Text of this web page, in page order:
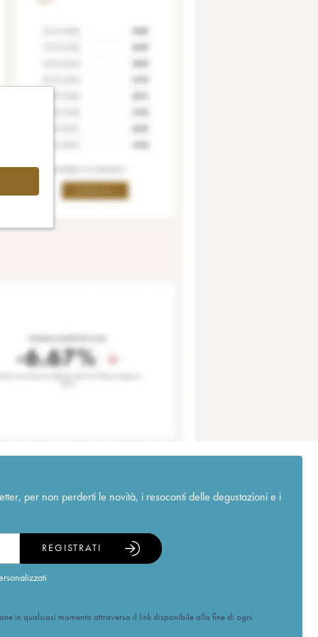
per non perderti le novità, i resoconti delle degustazioni e i
REGISTRATI
in qualsiasi momento attraverso il link disponibile alla fine di ogni